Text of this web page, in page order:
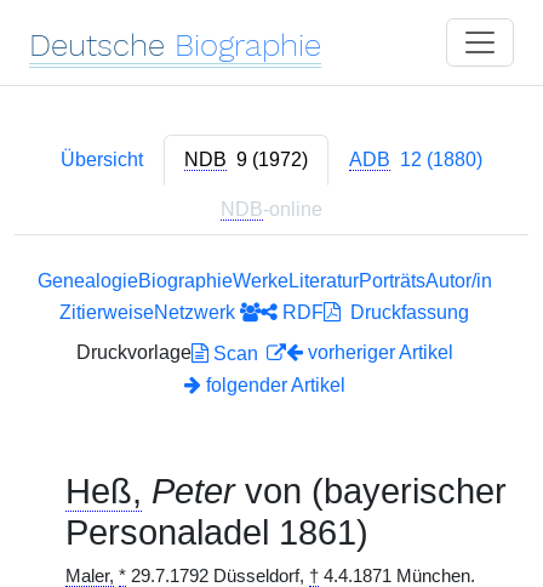
Deutsche Biographie
Übersicht NDB 9 (1972) ADB 12 (1880)
NDB-online
GenealogieBiographieWerkeLiteraturPorträtsAutor/in
ZitierweiseNetzwerk RDF
Druckfassung
Druckvorlage
Scan
vorheriger Artikel
folgender Artikel
Heß, Petervon (bayerischer
Personaladel 1861)
Maler, * 29.7.1792 Düsseldorf, † 4.4.1871 München.